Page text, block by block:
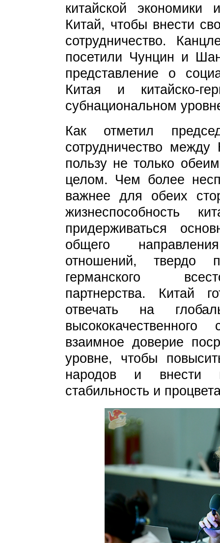
китайской экономики
Китай, чтобы внести
сотрудничество.
посетили Чунцин и
представление о
Китая и китайско-
субнациональном
Как отметил
сотрудничество
пользу не только
целом. Чем более
важнее для обеих
жизнеспособность
придерживаться
общего
отношений, твердо
германского
партнерства. Китай
отвечать на
взаимное доверие
уровне, чтобы
народов и внести
стабильность и